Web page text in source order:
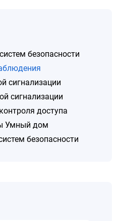
безопасности
сигнализации
сигнализации
доступа
Умный дом
безопасности